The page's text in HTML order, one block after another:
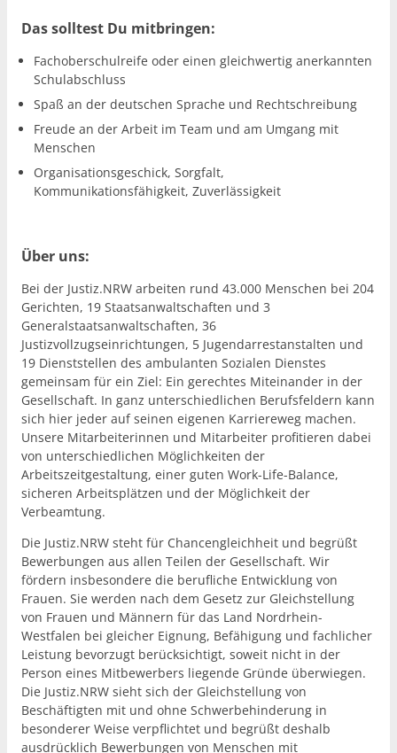
Das solltest Du mitbringen:
Fachoberschulreife oder einen gleichwertig anerkannten
Schulabschluss
Spaß an der deutschen Sprache und Rechtschreibung
Freude an der Arbeit im Team und am Umgang mit
Menschen
Organisationsgeschick, Sorgfalt,
Kommunikationsfähigkeit, Zuverlässigkeit
Über uns:
Bei der Justiz.NRW arbeiten rund 43.000 Menschen bei 204
Gerichten, 19 Staatsanwaltschaften und 3
Generalstaatsanwaltschaften, 36
Justizvollzugseinrichtungen, 5 Jugendarrestanstalten und
19 Dienststellen des ambulanten Sozialen Dienstes
gemeinsam für ein Ziel: Ein gerechtes Miteinander in der
Gesellschaft. In ganz unterschiedlichen Berufsfeldern kann
sich hier jeder auf seinen eigenen Karriereweg machen.
Unsere Mitarbeiterinnen und Mitarbeiter profitieren dabei
von unterschiedlichen Möglichkeiten der
Arbeitszeitgestaltung, einer guten Work-Life-Balance,
sicheren Arbeitsplätzen und der Möglichkeit der
Verbeamtung.
Die Justiz.NRW steht für Chancengleichheit und begrüßt
Bewerbungen aus allen Teilen der Gesellschaft. Wir
fördern insbesondere die berufliche Entwicklung von
Frauen. Sie werden nach dem Gesetz zur Gleichstellung
von Frauen und Männern für das Land Nordrhein-
Westfalen bei gleicher Eignung, Befähigung und fachlicher
Leistung bevorzugt berücksichtigt, soweit nicht in der
Person eines Mitbewerbers liegende Gründe überwiegen.
Die Justiz.NRW sieht sich der Gleichstellung von
Beschäftigten mit und ohne Schwerbehinderung in
besonderer Weise verpflichtet und begrüßt deshalb
ausdrücklich Bewerbungen von Menschen mit